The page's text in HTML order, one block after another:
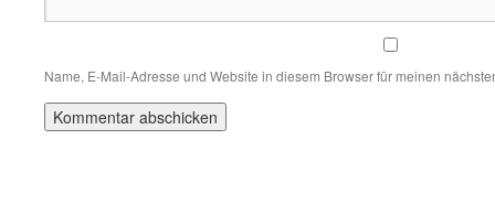
Name, E-Mail-Adresse und Website in diesem Browser für meinen